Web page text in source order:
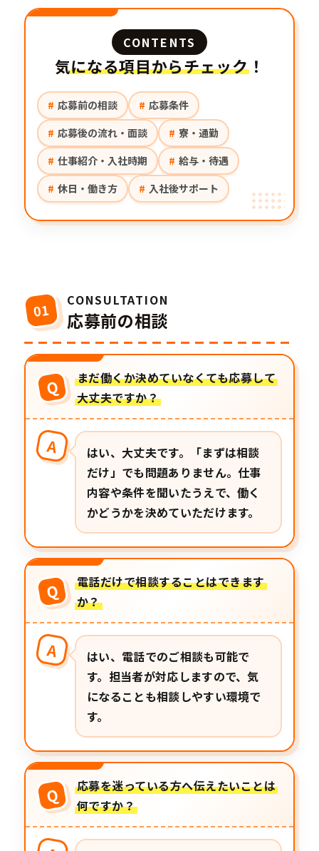
CONTENTS
気になる項目からチェック！
応募前の相談
応募条件
応募後の流れ・面談
寮・通勤
仕事紹介・入社時期
給与・待遇
休日・働き方
入社後サポート
01
CONSULTATION
応募前の相談
Q
まだ働くか決めていなくても応募して
大丈夫ですか？
A
はい、大丈夫です。「まずは相談
だけ」でも問題ありません。仕事
内容や条件を聞いたうえで、働く
かどうかを決めていただけます。
Q
電話だけで相談することはできます
か？
A
はい、電話でのご相談も可能で
す。担当者が対応しますので、気
になることも相談しやすい環境で
す。
Q
応募を迷っている方へ伝えたいことは
何ですか？